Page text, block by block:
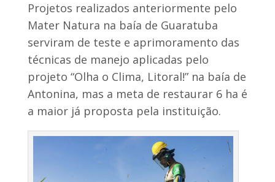
Projetos realizados anteriormente pelo
Mater Natura na baía de Guaratuba
serviram de teste e aprimoramento das
técnicas de manejo aplicadas pelo
projeto “Olha o Clima, Litoral!” na baía de
Antonina, mas a meta de restaurar 6 ha é
a maior já proposta pela instituição.